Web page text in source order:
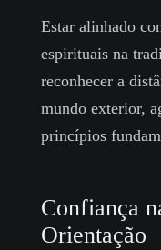
Estar alinhado
espirituais na
reconhecer a
mundo exterior,
princípios
Confiança
Orientação